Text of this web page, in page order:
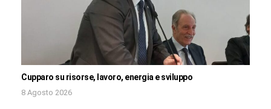
Cupparo su risorse, lavoro, energia e sviluppo
8 Agosto 2026